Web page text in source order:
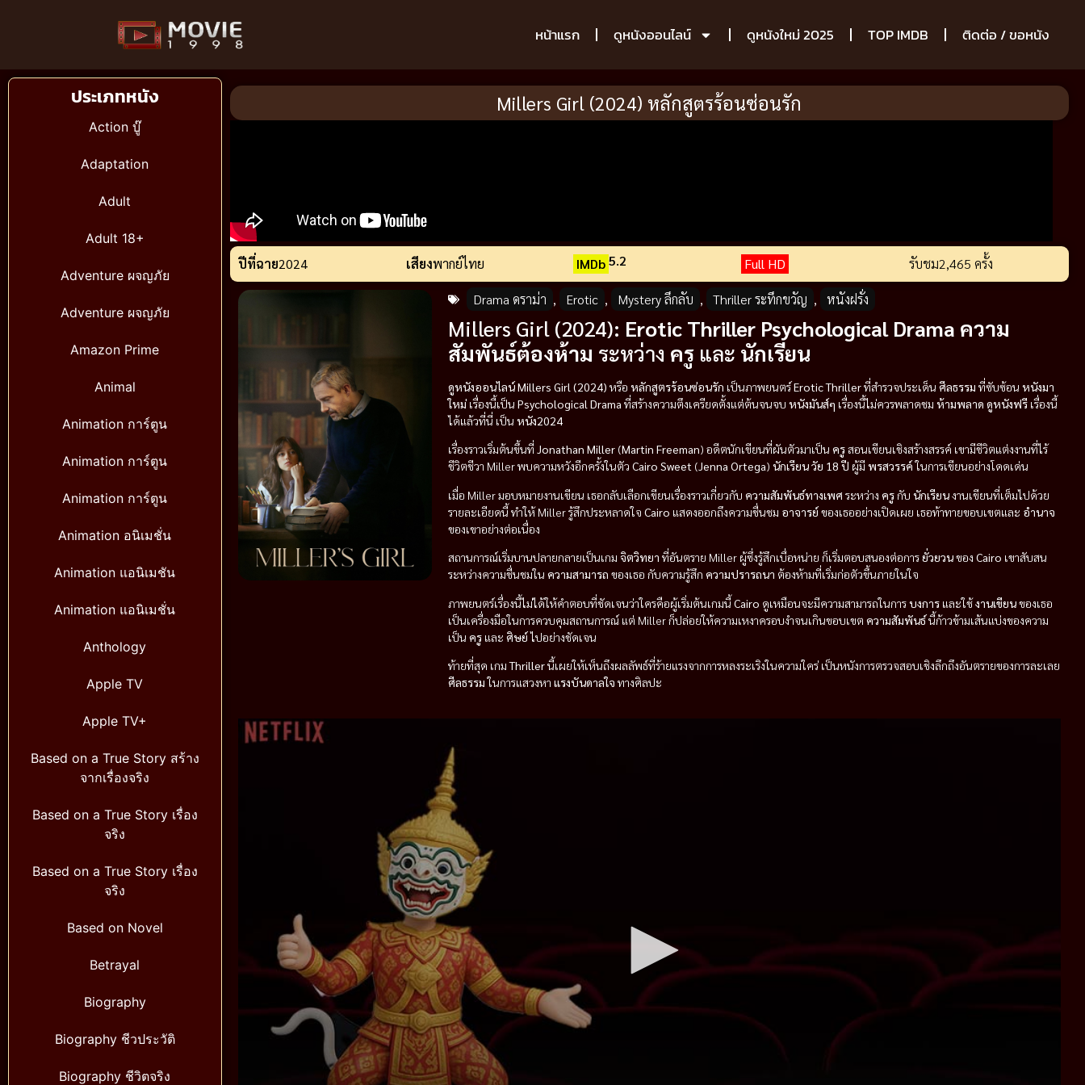
หน้าแรก ดูหนังออนไลน์ ดูหนังใหม่ 2025 TOP IMDB ติดต่อ / ขอหนัง
ประเภทหนัง
Action บู๊
Adaptation
Adult
Adult 18+
Adventure ผจญภัย
Adventure ผจญภัย
Amazon Prime
Animal
Animation การ์ตูน
Animation การ์ตูน
Animation การ์ตูน
Animation อนิเมชั่น
Animation แอนิเมชัน
Animation แอนิเมชั่น
Anthology
Apple TV
Apple TV+
Based on a True Story สร้าง
จากเรื่องจริง
Based on a True Story เรื่อง
จริง
Based on a True Story เรื่อง
จริง
Based on Novel
Betrayal
Biography
Biography ชีวประวัติ
Biography ชีวิตจริง
Millers Girl (2024) หลักสูตรร้อนซ่อนรัก
ปีที่ฉาย2024 เสียงพากย์ไทย IMDb 5.2 Full HD รับชม2,465 ครั้ง
Drama ดราม่า , Erotic , Mystery ลึกลับ , Thriller ระทึกขวัญ , หนังฝรั่ง
Millers Girl (2024): Erotic Thriller Psychological Drama ความ
สัมพันธ์ต้องห้าม ระหว่าง ครูและ นักเรียน
ดูหนังออนไลน์Millers Girl (2024) หรือ หลักสูตรร้อนซ่อนรัก เป็นภาพยนตร์Erotic Thrillerที่สำรวจประเด็น ศีลธรรม ที่ซับซ้อน หนังมา
ใหม่เรื่องนี้เป็น Psychological Drama ที่สร้างความตึงเครียดตั้งแต่ต้นจนจบ หนังมันส์ๆ เรื่องนี้ไม่ควรพลาดชม ห้ามพลาด ดูหนังฟรีเรื่องนี้
ได้แล้วที่นี่ เป็น หนัง2024
เรื่องราวเริ่มต้นขึ้นที่ Jonathan Miller(Martin Freeman) อดีตนักเขียนที่ผันตัวมาเป็น ครูสอนเขียนเชิงสร้างสรรค์ เขามีชีวิตแต่งงานที่ไร้
ชีวิตชีวา Miller พบความหวังอีกครั้งในตัว Cairo Sweet (Jenna Ortega) นักเรียนวัย 18 ปี ผู้มี พรสวรรค์ในการเขียนอย่างโดดเด่น
เมื่อ Miller มอบหมายงานเขียน เธอกลับเลือกเขียนเรื่องราวเกี่ยวกับ ความสัมพันธ์ทางเพศ ระหว่าง ครูกับ นักเรียนงานเขียนที่เต็มไปด้วย
รายละเอียดนี้ ทำให้ Miller รู้สึกประหลาดใจ Cairo แสดงออกถึงความชื่นชม อาจารย์ของเธออย่างเปิดเผย เธอท้าทายขอบเขตและ อำนาจ
ของเขาอย่างต่อเนื่อง
สถานการณ์เริ่มบานปลายกลายเป็นเกม จิตวิทยา ที่อันตราย Miller ผู้ซึ่งรู้สึกเบื่อหน่าย ก็เริ่มตอบสนองต่อการยั่วยวนของ Cairo เขาสับสน
ระหว่างความชื่นชมใน ความสามารถ ของเธอ กับความรู้สึก ความปรารถนา ต้องห้ามที่เริ่มก่อตัวขึ้นภายในใจ
ภาพยนตร์เรื่องนี้ไม่ได้ให้คำตอบที่ชัดเจนว่าใครคือผู้เริ่มต้นเกมนี้ Cairo ดูเหมือนจะมีความสามารถในการบงการและใช้งานเขียนของเธอ
เป็นเครื่องมือในการควบคุมสถานการณ์ แต่ Miller ก็ปล่อยให้ความเหงาครอบงำจนเกินขอบเขต ความสัมพันธ์นี้ก้าวข้ามเส้นแบ่งของความ
เป็น ครูและ ศิษย์ไปอย่างชัดเจน
ท้ายที่สุด เกมThrillerนี้เผยให้เห็นถึงผลลัพธ์ที่ร้ายแรงจากการหลงระเริงในความใคร่ เป็นหนังการตรวจสอบเชิงลึกถึงอันตรายของการละเลย
ศีลธรรมในการแสวงหา แรงบันดาลใจ ทางศิลปะ